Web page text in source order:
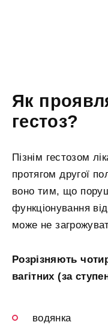
Як
гестоз?
Пізнім гестозом
протягом другої
воно тим, що
функціонування
може не
Розрізняють
вагітних (за
водянка